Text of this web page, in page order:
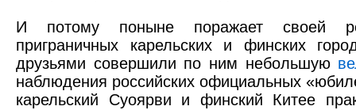
И потому поныне поражает своей
приграничных карельских и финских
друзьями совершили по ним небольшую
наблюдения российских официальных
карельский Суоярви и финский Китее